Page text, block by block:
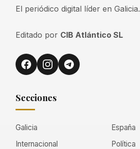
El periódico digital líder en Galicia.
Editado por CIB Atlántico SL
Secciones
Galicia
España
Internacional
Política